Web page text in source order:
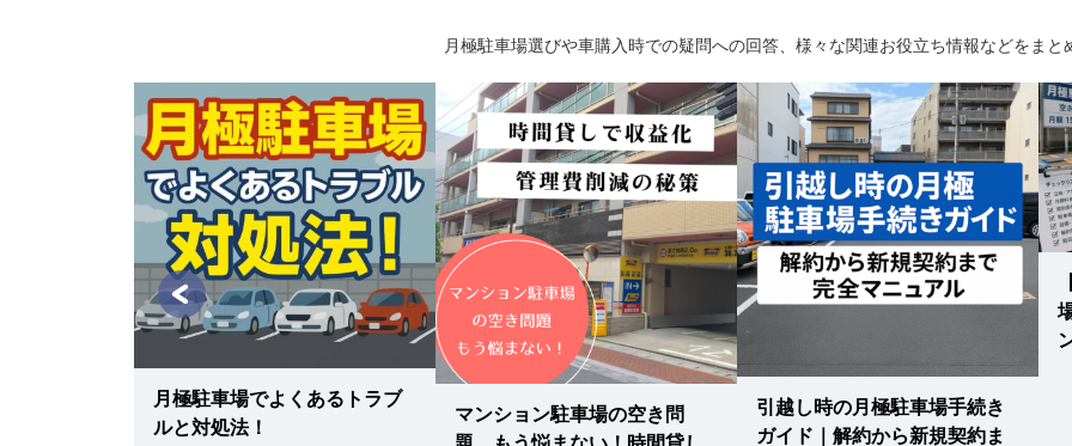
月極駐車場選びや車購入時での疑問への回答、様々な関連お役立ち情報などをまと
月極駐車場でよくあるトラブ
ルと対処法！
マンション駐車場の空き問
引越し時の月極駐車場手続き
ガイド｜解約から新規契約ま